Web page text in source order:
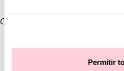
Permitir
COLECCIONES RELACIONADAS